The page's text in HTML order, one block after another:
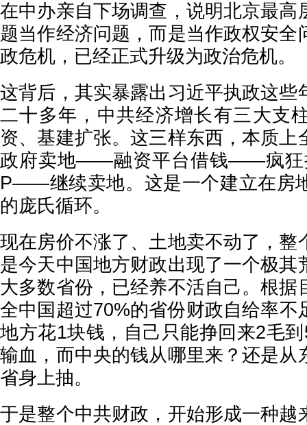
在中办亲自下场调查，说明北京最高
题当作经济问题，而是当作政权安全
政危机，已经正式升级为政治危机。
这背后，其实暴露出习近平执政这些
二十多年，中共经济增长有三大支
资、基建扩张。这三样东西，本质上
政府卖地——融资平台借钱——疯
P——继续卖地。这是一个建立在房
的庞氏循环。
现在房价不涨了、土地卖不动了，整
是今天中国地方财政出现了一个极其
大多数省份，已经养不活自己。根据
全中国超过70%的省份财政自给率不
地方花1块钱，自己只能挣回来2毛
输血，而中央的钱从哪里来？还是从
省身上抽。
于是整个中共财政，开始形成一种越